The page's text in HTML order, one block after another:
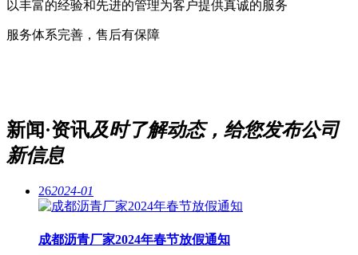
以丰富的经验和先进的管理为客户提供真诚的服务
服务体系完善，售后有保障
新闻·资讯及时了解动态，给您发布公司
新信息
262024-01
成都沥青厂家2024年春节放假通知